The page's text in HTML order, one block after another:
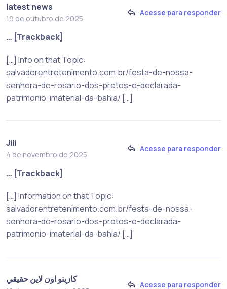
latest news
19 de outubro de 2025
Acesse para responder
… [Trackback]
[…] Info on that Topic:
salvadorentretenimento.com.br/festa-de-nossa-
senhora-do-rosario-dos-pretos-e-declarada-
patrimonio-imaterial-da-bahia/ […]
Jili
4 de novembro de 2025
Acesse para responder
… [Trackback]
[…] Information on that Topic:
salvadorentretenimento.com.br/festa-de-nossa-
senhora-do-rosario-dos-pretos-e-declarada-
patrimonio-imaterial-da-bahia/ […]
كازينو اون لاين حقيقي
Acesse para responder